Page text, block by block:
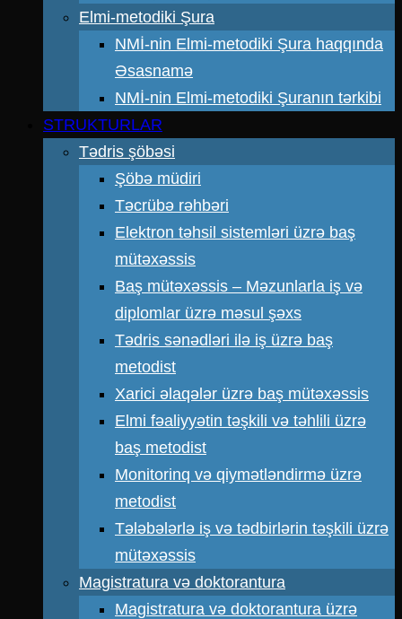
Elmi-metodiki Şura
NMİ-nin Elmi-metodiki Şura haqqında
Əsasnamə
NMİ-nin Elmi-metodiki Şuranın tərkibi
STRUKTURLAR
Tədris şöbəsi
Şöbə müdiri
Təcrübə rəhbəri
Elektron təhsil sistemləri üzrə baş
mütəxəssis
Baş mütəxəssis – Məzunlarla iş və
diplomlar üzrə məsul şəxs
Tədris sənədləri ilə iş üzrə baş
metodist
Xarici əlaqələr üzrə baş mütəxəssis
Elmi fəaliyyətin təşkili və təhlili üzrə
baş metodist
Monitorinq və qiymətləndirmə üzrə
metodist
Tələbələrlə iş və tədbirlərin təşkili üzrə
mütəxəssis
Magistratura və doktorantura
Magistratura və doktorantura üzrə